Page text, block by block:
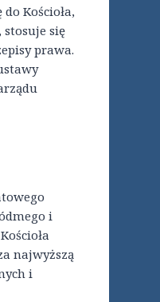
Kościoła,
się
prawa.
i
najwyższą
i